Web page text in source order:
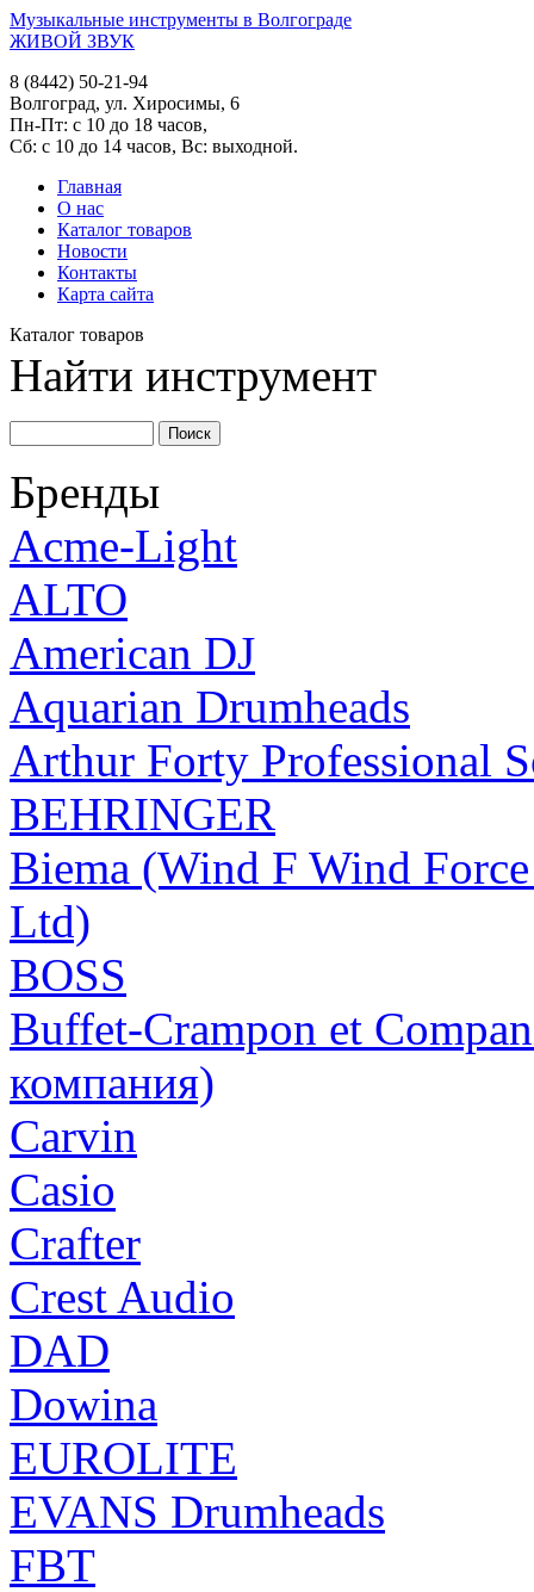
Музыкальные инструменты в Волгограде
ЖИВОЙ ЗВУК
8 (8442) 50-21-94
Волгоград, ул. Хиросимы, 6
Пн-Пт: с 10 до 18 часов,
Сб: с 10 до 14 часов, Вс: выходной.
Главная
О нас
Каталог товаров
Новости
Контакты
Карта сайта
Каталог товаров
Найти инструмент
Бренды
Acme-Light
ALTO
American DJ
Aquarian Drumheads
Arthur Forty Professional
BEHRINGER
Biema (Wind F Wind
Ltd)
BOSS
Buffet-Crampon et
компания)
Carvin
Casio
Crafter
Crest Audio
DAD
Dowina
EUROLITE
EVANS Drumheads
FBT